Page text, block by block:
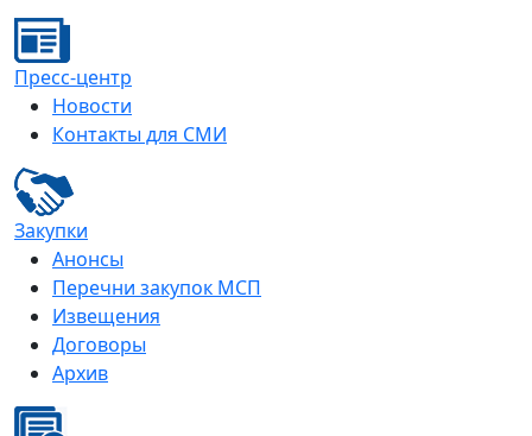
Пресс-центр
Новости
Контакты для СМИ
Закупки
Анонсы
Перечни закупок МСП
Извещения
Договоры
Архив